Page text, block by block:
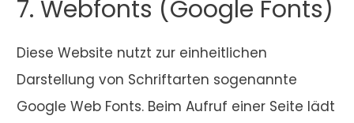
7. Webfonts (Google Fonts)
Diese Website nutzt zur einheitlichen
Darstellung von Schriftarten sogenannte
Google Web Fonts. Beim Aufruf einer Seite lädt